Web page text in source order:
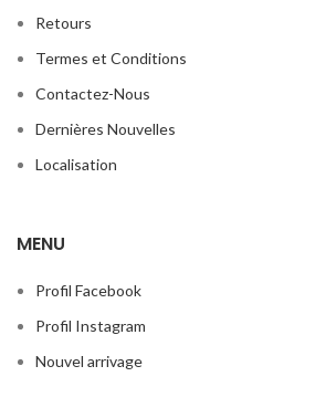
Retours
Termes et Conditions
Contactez-Nous
Dernières Nouvelles
Localisation
MENU
Profil Facebook
Profil Instagram
Nouvel arrivage